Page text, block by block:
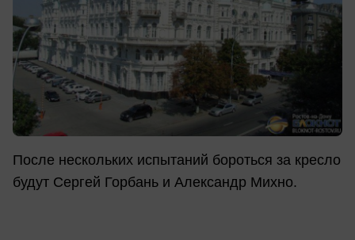
После нескольких испытаний бороться за кресло
будут Сергей Горбань и Александр Михно.